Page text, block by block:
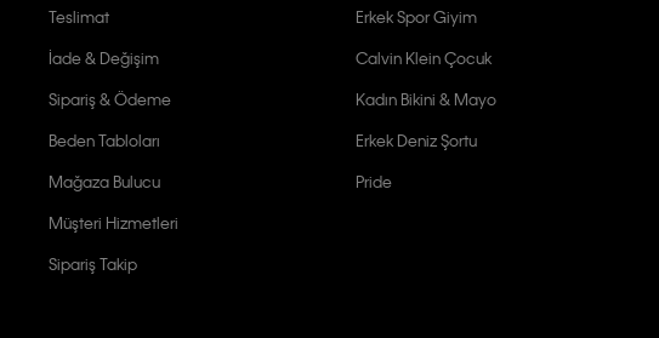
Teslimat
İade & Değişim
Sipariş & Ödeme
Beden Tabloları
Mağaza Bulucu
Müşteri Hizmetleri
Sipariş Takip
Erkek Spor Giyim
Calvin Klein Çocuk
Kadın Bikini & Mayo
Erkek Deniz Şortu
Pride